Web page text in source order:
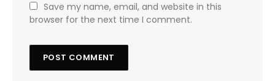
Save my name, email, and website in this
browser for the next time I comment.